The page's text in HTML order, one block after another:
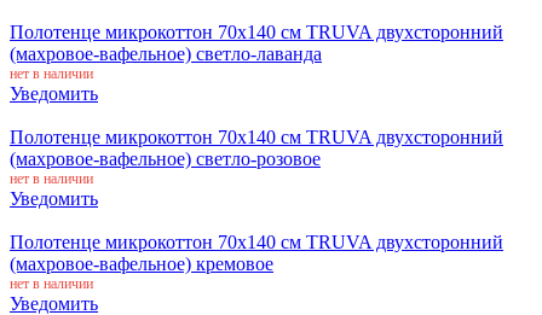
Полотенце микрокоттон 70x140 см TRUVA двухсторонний
(махровое-вафельное) светло-лаванда
нет в наличии
Уведомить
Полотенце микрокоттон 70x140 см TRUVA двухсторонний
(махровое-вафельное) светло-розовое
нет в наличии
Уведомить
Полотенце микрокоттон 70x140 см TRUVA двухсторонний
(махровое-вафельное) кремовое
нет в наличии
Уведомить